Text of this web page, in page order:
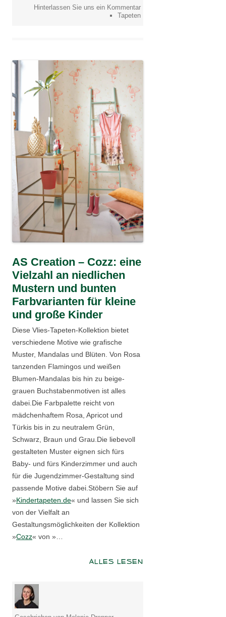
Hinterlassen Sie uns ein Kommentar
Tapeten
AS Creation – Cozz: eine
Vielzahl an niedlichen
Mustern und bunten
Farbvarianten für kleine
und große Kinder
Diese Vlies-Tapeten-Kollektion bietet
verschiedene Motive wie grafische
Muster, Mandalas und Blüten. Von Rosa
tanzenden Flamingos und weißen
Blumen-Mandalas bis hin zu beige-
grauen Buchstabenmotiven ist alles
dabei.Die Farbpalette reicht von
mädchenhaftem Rosa, Apricot und
Türkis bis in zu neutralem Grün,
Schwarz, Braun und Grau.Die liebevoll
gestalteten Muster eignen sich fürs
Baby- und fürs Kinderzimmer und auch
für die Jugendzimmer-Gestaltung sind
passende Motive dabei.Stöbern Sie auf
»Kindertapeten.de« und lassen Sie sich
von der Vielfalt an
Gestaltungsmöglichkeiten der Kollektion
»Cozz« von »…
ALLES LESEN